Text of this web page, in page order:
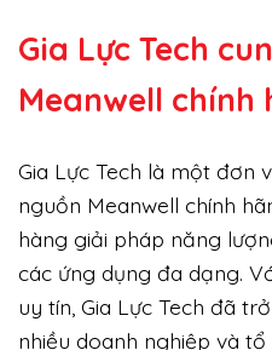
Gia Lực Tech
Meanwell chính
Gia Lực Tech là một đơn
nguồn Meanwell chính
hàng giải pháp năng
các ứng dụng đa dạng.
uy tín, Gia Lực Tech đã
nhiều doanh nghiệp và tổ